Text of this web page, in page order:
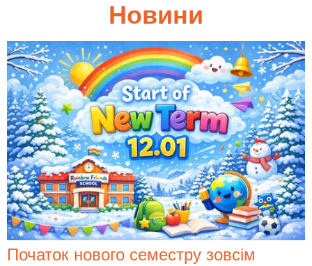
Новини
Початок нового семестру зовсім